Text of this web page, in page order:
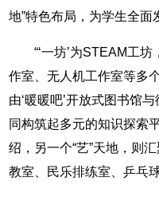
地”特色布局，为学生全
“‘一坊’为STEAM工
作室、无人机工作室等多
由‘暖暖吧’开放式图书馆
同构筑起多元的知识探索
绍，另一个“艺”天地，则
教室、民乐排练室、乒乓